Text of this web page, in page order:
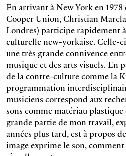
En arrivant à New York en
Cooper Union, Christian
Londres) participe rapidement
culturelle new-yorkaise. Celle-
une très grande connivence
musique et des arts visuels. En
de la contre-culture comme la
programmation
musiciens correspond aux
sons comme matériau plastique
grande partie de mon travail,
années plus tard, est à propos
image exprime le son,